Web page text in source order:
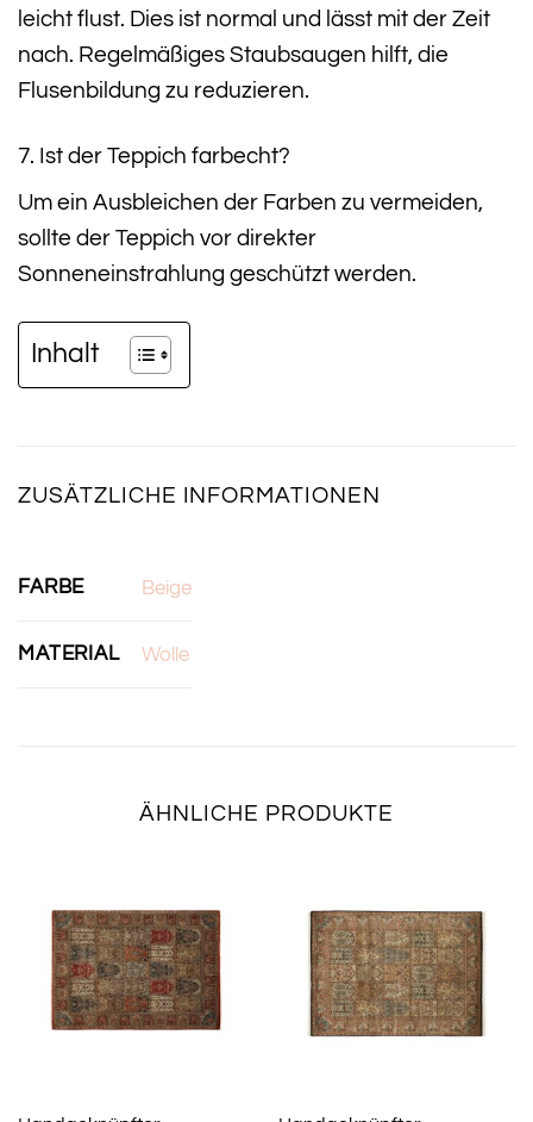
leicht flust. Dies ist normal und lässt mit der Zeit
nach. Regelmäßiges Staubsaugen hilft, die
Flusenbildung zu reduzieren.
7. Ist der Teppich farbecht?
Um ein Ausbleichen der Farben zu vermeiden,
sollte der Teppich vor direkter
Sonneneinstrahlung geschützt werden.
Inhalt
ZUSÄTZLICHE INFORMATIONEN
FARBE Beige
MATERIAL Wolle
ÄHNLICHE PRODUKTE